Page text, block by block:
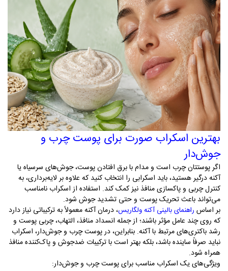
بهترین اسکراب صورت برای پوست چرب و
جوش‌دار
اگر پوستتان چرب است و مدام با برق افتادن پوست، جوش‌های سرسیاه یا
آکنه درگیر هستید، باید اسکرابی را انتخاب کنید که علاوه بر لایه‌برداری، به
کنترل چربی و پاکسازی منافذ نیز کمک کند. استفاده از اسکراب نامناسب
می‌تواند باعث تحریک پوست و حتی تشدید جوش شود.
بر اساس راهنمای بالینی آکنه ولگاریس، درمان آکنه معمولاً به ترکیباتی نیاز دارد
که روی چند عامل مؤثر باشند؛ از جمله انسداد منافذ، التهاب، چربی پوست و
رشد باکتری‌های مرتبط با آکنه. بنابراین، در پوست چرب و جوش‌دار، اسکراب
نباید صرفاً ساینده باشد، بلکه بهتر است با ترکیبات ضدجوش و پاک‌کننده منافذ
همراه شود.
ویژگی‌های یک اسکراب مناسب برای پوست چرب و جوش‌دار: